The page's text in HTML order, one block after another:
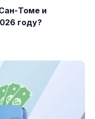
Томе и
году?